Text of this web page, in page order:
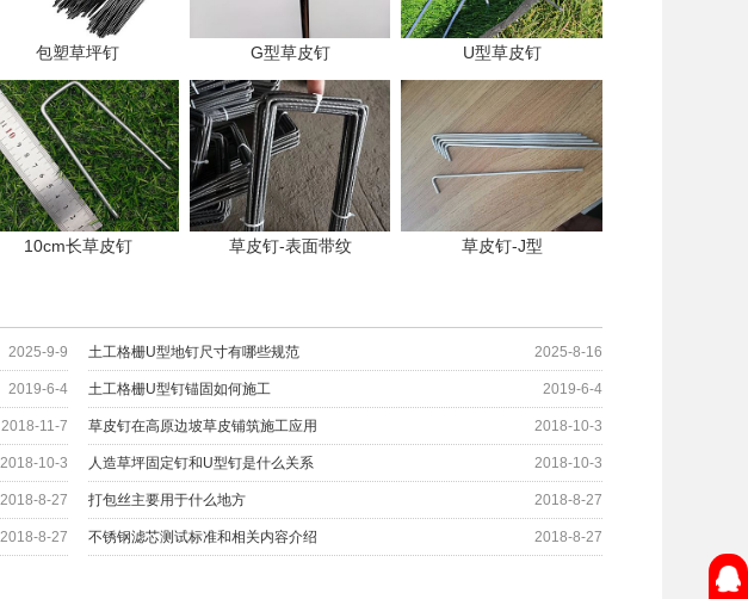
包塑草坪钉 G型草皮钉 U型草皮钉
10cm长草皮钉 草皮钉-表面带纹 草皮钉-J型
2025-9-9 土工格栅U型地钉尺寸有哪些规范 2025-8-16
2019-6-4 土工格栅U型钉锚固如何施工 2019-6-4
2018-11-7 草皮钉在高原边坡草皮铺筑施工应用 2018-10-3
2018-10-3 人造草坪固定钉和U型钉是什么关系 2018-10-3
2018-8-27 打包丝主要用于什么地方 2018-8-27
2018-8-27 不锈钢滤芯测试标准和相关内容介绍 2018-8-27